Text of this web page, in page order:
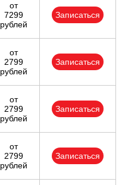
от
7299
рублей
Записаться
от
2799
рублей
Записаться
от
2799
рублей
Записаться
от
2799
рублей
Записаться